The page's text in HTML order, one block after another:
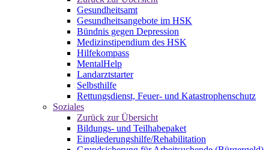
Gesundheitsamt
Gesundheitsangebote im HSK
Bündnis gegen Depression
Medizinstipendium des HSK
Hilfekompass
MentalHelp
Landarztstarter
Selbsthilfe
Rettungsdienst, Feuer- und Katastrophenschutz
Soziales
Zurück zur Übersicht
Bildungs- und Teilhabepaket
Eingliederungshilfe/Rehabilitation